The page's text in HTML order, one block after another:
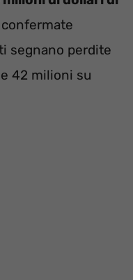
confermate
segnano perdite
42 milioni su